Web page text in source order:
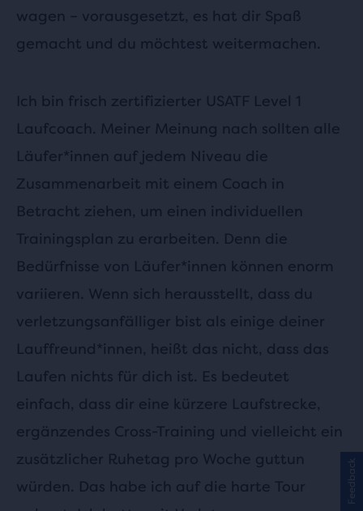
wagen – vorausgesetzt, es hat dir Spaß
gemacht und du möchtest weitermachen.
Ich bin frisch zertifizierter USATF Level 1
Laufcoach. Meiner Meinung nach sollten alle
Läufer*innen auf jedem Niveau die
Zusammenarbeit mit einem Coach in
Betracht ziehen, um einen individuellen
Trainingsplan zu erarbeiten. Denn die
Bedürfnisse von Läufer*innen können enorm
variieren. Wenn sich herausstellt, dass du
verletzungsanfälliger bist als einige deiner
Lauffreund*innen, heißt das nicht, dass das
Laufen nichts für dich ist. Es bedeutet
einfach, dass dir eine kürzere Laufstrecke,
ergänzendes Cross-Training und vielleicht ein
zusätzlicher Ruhetag pro Woche guttun
würden. Das habe ich auf die harte Tour
Feedback